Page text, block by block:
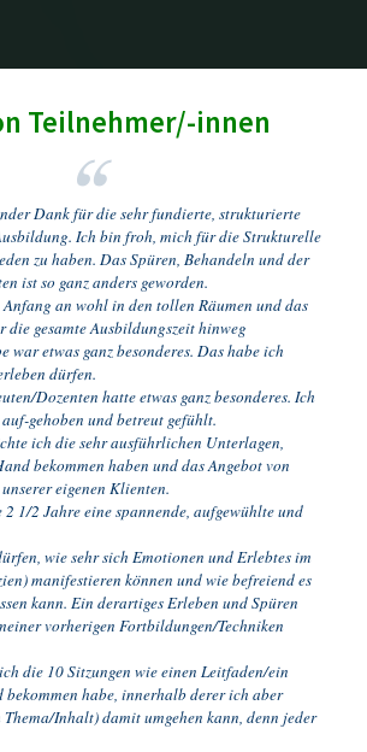
Teilnehmer/-innen
Dank für die sehr fundierte, strukturierte
Ich bin froh, mich für die Strukturelle
zu haben. Das Spüren, Behandeln und der
ist so ganz anders geworden.
an wohl in den tollen Räumen und das
die gesamte Ausbildungszeit hinweg
war etwas ganz besonderes. Das habe ich
dürfen.
Dozenten hatte etwas ganz besonderes. Ich
gehoben und betreut gefühlt.
ich die sehr ausführlichen Unterlagen,
bekommen haben und das Angebot von
eigenen Klienten.
1/2 Jahre eine spannende, aufgewühlte und
wie sehr sich Emotionen und Erlebtes im
manifestieren können und wie befreiend es
kann. Ein derartiges Erleben und Spüren
vorherigen Fortbildungen/Techniken
die 10 Sitzungen wie einen Leitfaden/ein
bekommen habe, innerhalb derer ich aber
Inhalt) damit umgehen kann, denn jeder